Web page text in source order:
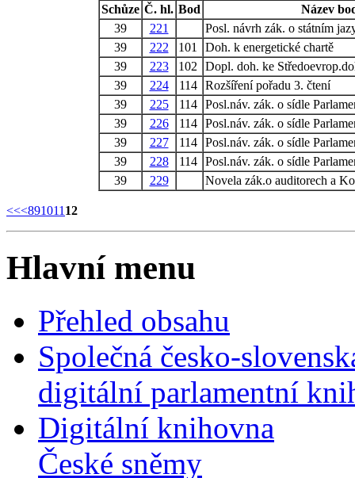
Schůze Č. hl. Bod
Název
39
221
Posl. návrh zák. o státním
39
222 101
Doh. k energetické chartě
39
223 102
Dopl. doh. ke
39
224 114 Rozšíření pořadu 3. čtení
39
225 114 Posl.náv. zák. o sídle
39
226 114 Posl.náv. zák. o sídle
39
227 114 Posl.náv. zák. o sídle
39
228 114 Posl.náv. zák. o sídle
39
229 Novela zák.o auditorech a
<<<891011 12
Hlavní menu
Přehled obsahu
Společná česko-
digitální parlamentní
Digitální knihovna
České sněmy